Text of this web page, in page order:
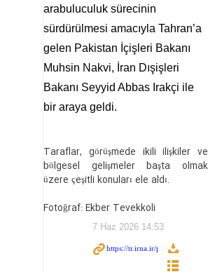
arabuluculuk sürecinin
sürdürülmesi amacıyla Tahran’a
gelen Pakistan İçişleri Bakanı
Muhsin Nakvi, İran Dışişleri
Bakanı Seyyid Abbas Irakçi ile
bir araya geldi.
Taraflar, görüşmede ikili ilişkiler ve
bölgesel gelişmeler başta olmak
üzere çeşitli konuları ele aldı.
Fotoğraf: Ekber Tevekkoli
7 Haz 2026 14:53